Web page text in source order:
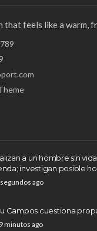
feels like a warm,
a un hombre sin
investigan posible
ago
Campos cuestiona
minutos ago